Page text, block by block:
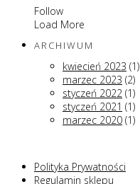
Follow
Load More
ARCHIWUM
kwiecień 2023 (1)
marzec 2023 (2)
styczeń 2022 (1)
styczeń 2021 (1)
marzec 2020 (1)
Polityka Prywatności
Regulamin sklepu